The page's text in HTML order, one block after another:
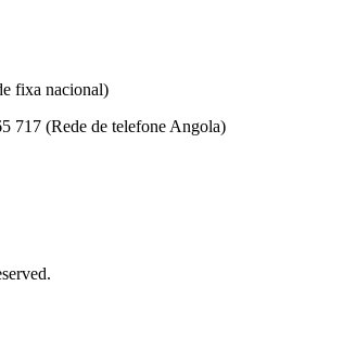
fixa nacional)
717 (Rede de telefone Angola)